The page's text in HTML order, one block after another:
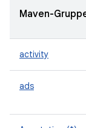
Maven-
activity
ads